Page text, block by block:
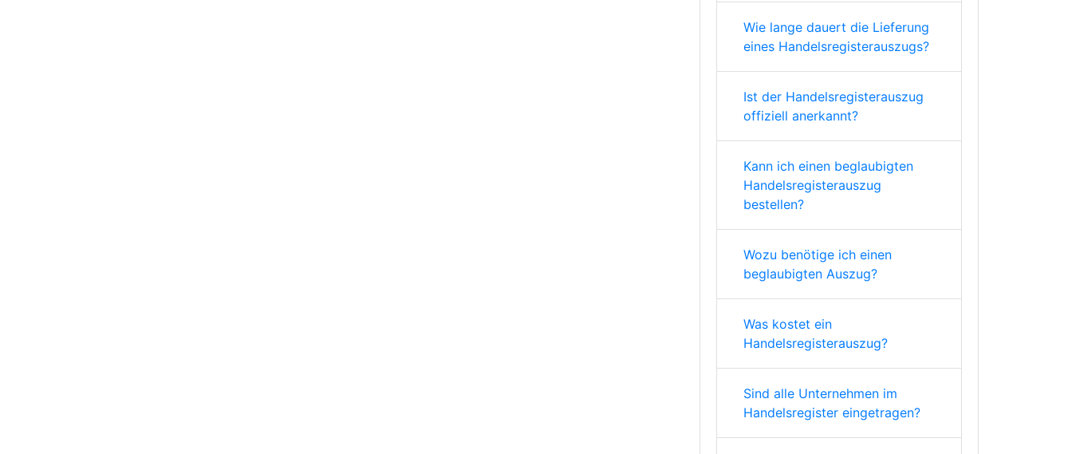
Wie lange dauert die Lieferung
eines Handelsregisterauszugs?
Ist der Handelsregisterauszug
offiziell anerkannt?
Kann ich einen beglaubigten
Handelsregisterauszug
bestellen?
Wozu benötige ich einen
beglaubigten Auszug?
Was kostet ein
Handelsregisterauszug?
Sind alle Unternehmen im
Handelsregister eingetragen?